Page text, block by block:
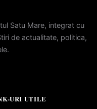
Satu Mare, integrat cu
de actualitate, politica,
URI UTILE